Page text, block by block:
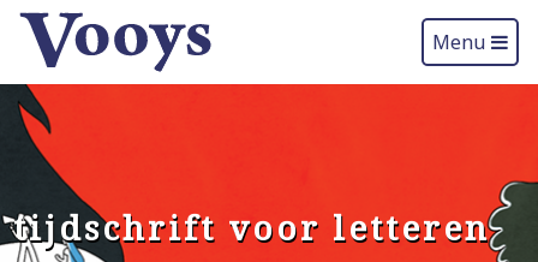
Menu
tijdschrift voor letteren